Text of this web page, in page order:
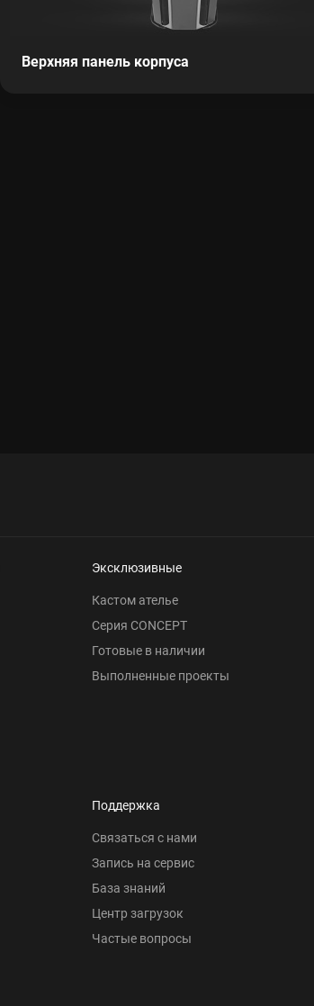
Верхняя панель корпуса
Эксклюзивные
Кастом ателье
Серия CONCEPT
Готовые в наличии
Выполненные проекты
Поддержка
Связаться с нами
Запись на сервис
База знаний
Центр загрузок
Частые вопросы